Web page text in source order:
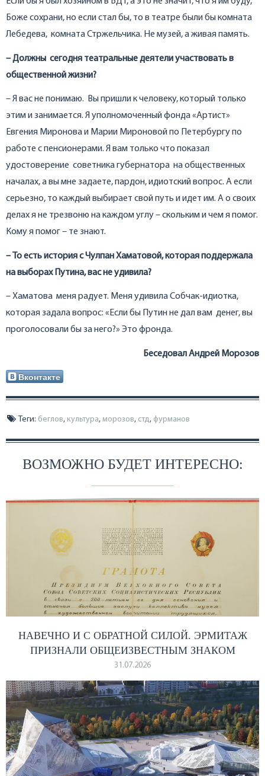
Боже сохрани, но если стал бы, то в театре были бы комната
Лебедева, комната Стржельчика. Не музей, а живая память.
– Должны сегодня театральные деятели участвовать в
общественной жизни?
– Я вас не понимаю. Вы пришли к человеку, который только
этим и занимается. Я уполномоченный фонда «Артист»
Евгения Миронова и Марии Мироновой по Петербургу по
работе с пенсионерами. Я вам только что показал
удостоверение советника губернатора на общественных
началах, а вы мне задаете, пардон, идиотский вопрос. А если
серьезно, то каждый выбирает свой путь и идет им. А о своих
делах я не трезвоню на каждом углу – скольким и чем я помог.
Кому я помог – те знают.
– То есть история с Чулпан Хаматовой, которая поддержала
на выборах Путина, вас не удивила?
– Хаматова меня радует. Меня удивила Собчак-идиотка,
которая задала вопрос: «Если бы Путин не дал вам денег, вы
проголосовали бы за него?» Это фронда.
Беседовал Андрей Морозов
Вконтакте
Теги: беглов, культура, морозов, стд, фурманов
ВОЗМОЖНО БУДЕТ ИНТЕРЕСНО:
НАВЕЧНО И С ОБРАТНОЙ СИЛОЙ. ЭРМИТАЖ
ПРИЗНАЛИ ОБЩЕИЗВЕСТНЫМ ЗНАКОМ
31.07.2026